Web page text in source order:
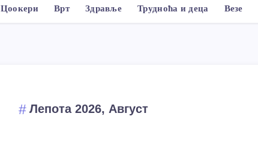
Цоокери Врт Здравље Трудноћа и деца Везе
Лепота 2026, Август